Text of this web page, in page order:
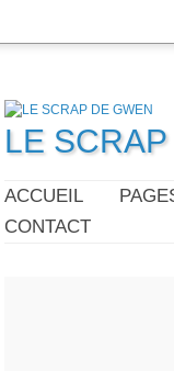
LE
ACCUEIL
CONTACT